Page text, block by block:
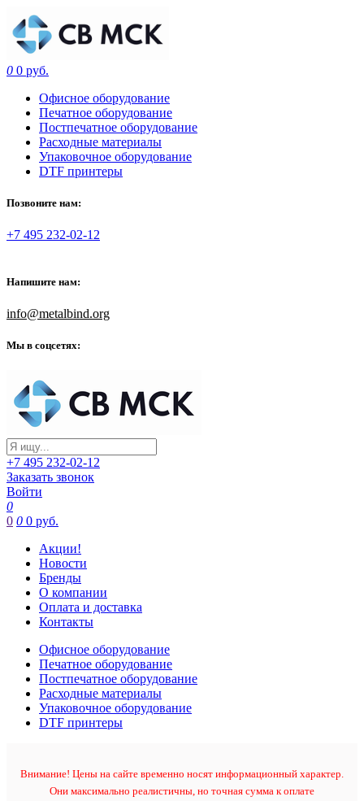
0 0 руб.
Офисное оборудование
Печатное оборудование
Постпечатное оборудование
Расходные материалы
Упаковочное оборудование
DTF принтеры
Позвоните нам:
+7 495 232-02-12
Напишите нам:
info@metalbind.org
Мы в соцсетях:
+7 495 232-02-12
Заказать звонок
Войти
0
0 0 0 руб.
Акции!
Новости
Бренды
О компании
Оплата и доставка
Контакты
Офисное оборудование
Печатное оборудование
Постпечатное оборудование
Расходные материалы
Упаковочное оборудование
DTF принтеры
Внимание! Цены на сайте временно носят информационный характер.
Они максимально реалистичны, но точная сумма к оплате